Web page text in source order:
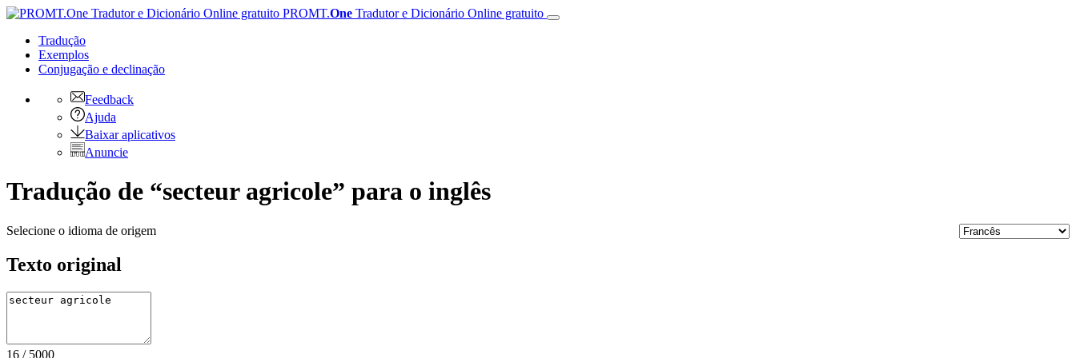
PROMT.One Tradutor e Dicionário Online gratuito
Tradução
Exemplos
Conjugação e declinação
Feedback
Ajuda
Baixar aplicativos
Anuncie
Tradução de “secteur agricole” para o inglês
Selecione o idioma de origem
Texto original
16 / 5000